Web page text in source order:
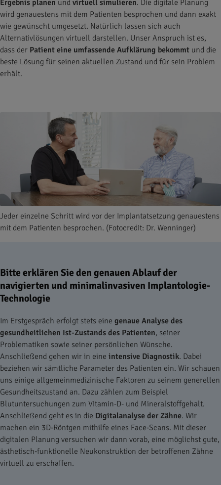
Ergebnis planen und virtuell simulieren. Die digitale Planung
wird genauestens mit dem Patienten besprochen und dann exakt
wie gewünscht umgesetzt. Natürlich lassen sich auch
Alternativlösungen virtuell darstellen. Unser Anspruch ist es,
dass der Patient eine umfassende Aufklärung bekommt und die
beste Lösung für seinen aktuellen Zustand und für sein Problem
erhält.
Jeder einzelne Schritt wird vor der Implantatsetzung genauestens
mit dem Patienten besprochen. (Fotocredit: Dr. Wenninger)
Bitte erklären Sie den genauen Ablauf der
navigierten und minimalinvasiven Implantologie-
Technologie
Im Erstgespräch erfolgt stets eine genaue Analyse des
gesundheitlichen Ist-Zustands des Patienten, seiner
Problematiken sowie seiner persönlichen Wünsche.
Anschließend gehen wir in eine intensive Diagnostik. Dabei
beziehen wir sämtliche Parameter des Patienten ein. Wir schauen
uns einige allgemeinmedizinische Faktoren zu seinem generellen
Gesundheitszustand an. Dazu zählen zum Beispiel
Blutuntersuchungen zum Vitamin-D- und Mineralstoffgehalt.
Anschließend geht es in die Digitalanalyse der Zähne. Wir
machen ein 3D-Röntgen mithilfe eines Face-Scans. Mit dieser
digitalen Planung versuchen wir dann vorab, eine möglichst gute,
ästhetisch-funktionelle Neukonstruktion der betroffenen Zähne
virtuell zu erschaffen.